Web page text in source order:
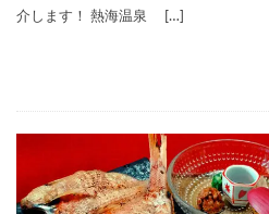
介します！ 熱海温泉 […]